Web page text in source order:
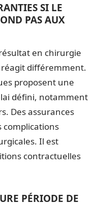
SI LE
PAS AUX
en chirurgie
différemment.
proposent une
défini, notamment
Des assurances
complications
Il est
contractuelles
PÉRIODE DE